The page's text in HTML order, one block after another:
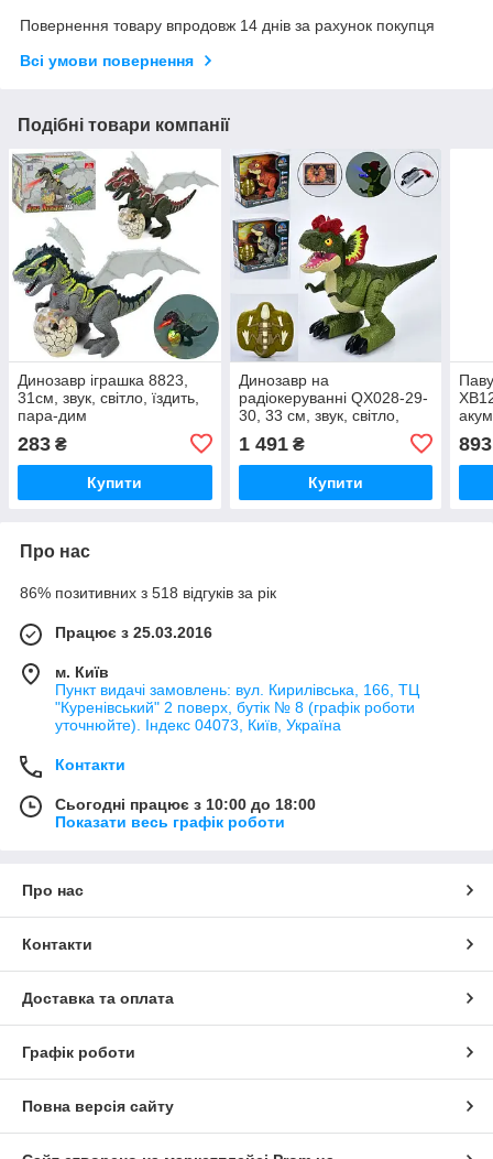
Повернення товару впродовж 14 днів за рахунок покупця
Всі умови повернення
Подібні товари компанії
Динозавр іграшка 8823,
31см, звук, світло, їздить,
пара-дим
283 ₴
Купити
Динозавр на
радіокеруванні QX028-29-
30, 33 см, звук, світло,
акумулятор
1 491₴
Купити
893
Про нас
86% позитивних з 518 відгуків за рік
Працює з 25.03.2016
м. Київ
Пункт видачі замовлень: вул. Кирилівська, 166, ТЦ
"Куренівський" 2 поверх, бутік № 8 (графік роботи
уточнюйте). Індекс 04073, Київ, Україна
Контакти
Сьогодні працює з 10:00 до 18:00
Показати весь графік роботи
Про нас
Контакти
Доставка та оплата
Графік роботи
Повна версія сайту